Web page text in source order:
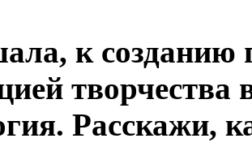
к созданию
творчества
Расскажи,